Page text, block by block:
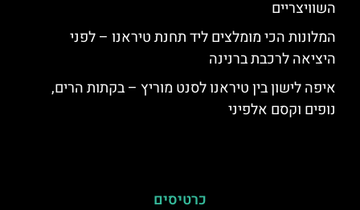
השוויצריים
המלונות הכי מומלצים ליד תחנת טיראנו – לפני
היציאה לרכבת ברנינה
איפה לישון בין טיראנו לסנט מוריץ – בקתות הרים,
נופים וקסם אלפיני
כרטיסים